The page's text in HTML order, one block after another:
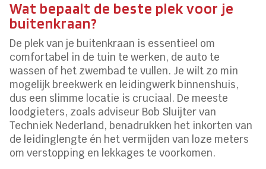
Wat bepaalt de beste plek voor je
buitenkraan?
De plek van je buitenkraan is essentieel om
comfortabel in de tuin te werken, de auto te
wassen of het zwembad te vullen. Je wilt zo min
mogelijk breekwerk en leidingwerk binnenshuis,
dus een slimme locatie is cruciaal. De meeste
loodgieters, zoals adviseur Bob Sluijter van
Techniek Nederland, benadrukken het inkorten van
de leidinglengte én het vermijden van loze meters
om verstopping en lekkages te voorkomen.